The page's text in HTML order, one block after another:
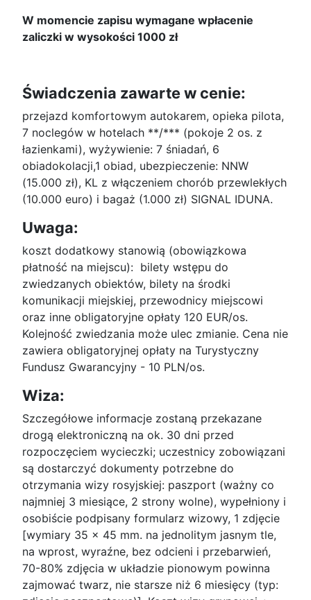
W momencie zapisu wymagane wpłacenie
zaliczki w wysokości 1000 zł
Świadczenia zawarte w cenie:
przejazd komfortowym autokarem, opieka pilota,
7 noclegów w hotelach **/*** (pokoje 2 os. z
łazienkami), wyżywienie: 7 śniadań, 6
obiadokolacji,1 obiad, ubezpieczenie: NNW
(15.000 zł), KL z włączeniem chorób przewlekłych
(10.000 euro) i bagaż (1.000 zł) SIGNAL IDUNA.
Uwaga:
koszt dodatkowy stanowią (obowiązkowa
płatność na miejscu): bilety wstępu do
zwiedzanych obiektów, bilety na środki
komunikacji miejskiej, przewodnicy miejscowi
oraz inne obligatoryjne opłaty 120 EUR/os.
Kolejność zwiedzania może ulec zmianie. Cena nie
zawiera obligatoryjnej opłaty na Turystyczny
Fundusz Gwarancyjny - 10 PLN/os.
Wiza:
Szczegółowe informacje zostaną przekazane
drogą elektroniczną na ok. 30 dni przed
rozpoczęciem wycieczki; uczestnicy zobowiązani
są dostarczyć dokumenty potrzebne do
otrzymania wizy rosyjskiej: paszport (ważny co
najmniej 3 miesiące, 2 strony wolne), wypełniony i
osobiście podpisany formularz wizowy, 1 zdjęcie
[wymiary 35 x 45 mm. na jednolitym jasnym tle,
na wprost, wyraźne, bez odcieni i przebarwień,
70-80% zdjęcia w układzie pionowym powinna
zajmować twarz, nie starsze niż 6 miesięcy (typ: